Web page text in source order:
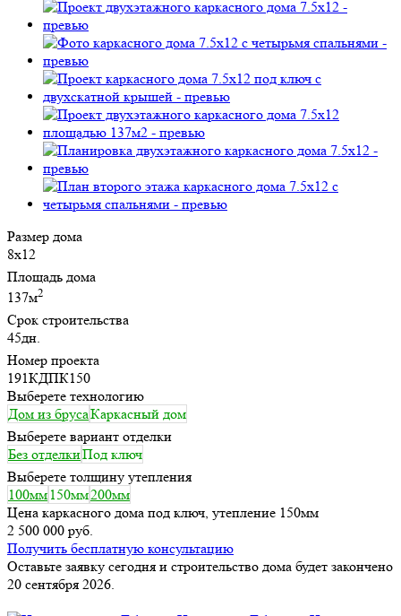
Размер дома
8х12
Площадь дома
137м2
Срок строительства
45дн.
Номер проекта
191КДПК150
Выберете технологию
Дом из брусаКаркасный дом
Выберете вариант отделки
Без отделкиПод ключ
Выберете толщину утепления
100мм 150мм200мм
Цена каркасного дома под ключ, утепление 150мм
2 500 000 руб.
Получить бесплатную консультацию
Оставьте заявку сегодня и строительство дома будет закончено
20 сентября 2026.